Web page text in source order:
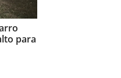
para